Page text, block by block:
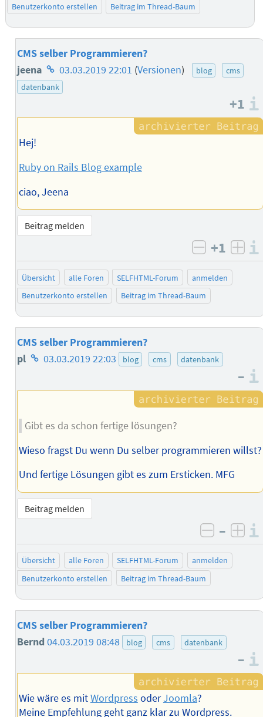
Benutzerkonto erstellen
Beitrag im Thread-Baum
CMS selber Programmieren?
jeena Homepage
des
03.03.2019 22:01 (Versionen) blog
cms
datenbank
+1
Hej!
Ruby on Rails Blog example
ciao, Jeena
Beitrag melden
negativ
+1
Übersicht alle Foren SELFHTML-Forum
anmelden
Benutzerkonto erstellen
Beitrag im Thread-Baum
CMS selber Programmieren?
pl Homepage
Autors
03.03.2019 22:03 blog cms datenbank
–
Gibt es da schon fertige lösungen?
Wieso fragst Du wenn Du selber programmieren willst?
Und fertige Lösungen gibt es zum Ersticken. MFG
Beitrag melden
negativ
–
Übersicht alle Foren SELFHTML-Forum
anmelden
Benutzerkonto erstellen
Beitrag im Thread-Baum
CMS selber Programmieren?
Bernd04.03.2019 08:48 blog cms datenbank
–
Wie wäre es mitWordpress oderJoomla?
Meine Empfehlung geht ganz klar zu Wordpress.